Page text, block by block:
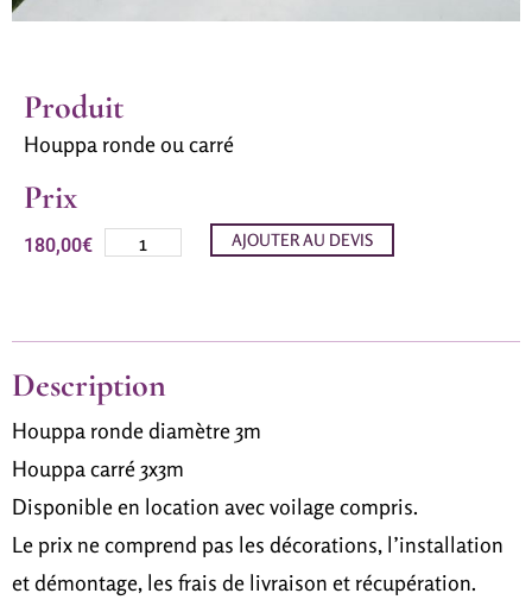
Produit
Houppa ronde ou carré
Prix
180,00€ AJOUTER AU DEVIS
Description
Houppa ronde diamètre 3m
Houppa carré 3x3m
Disponible en location avec voilage compris.
Le prix ne comprend pas les décorations, l’installation
et démontage, les frais de livraison et récupération.